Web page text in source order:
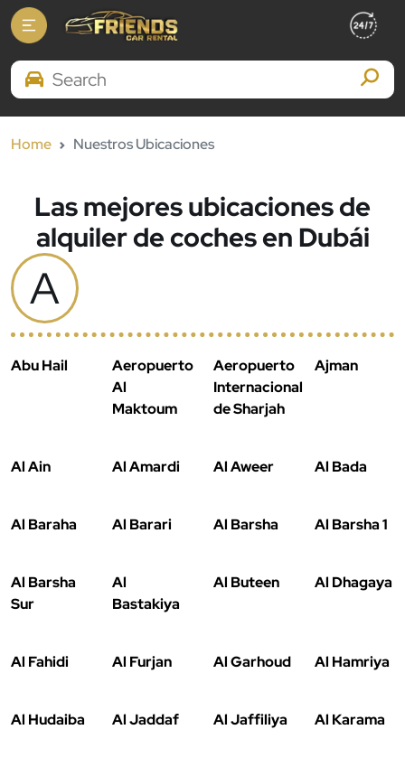
Search Brands
Home Nuestros Ubicaciones
Las mejores ubicaciones de
alquiler de coches en Dubái
A
Abu Hail
Aeropuerto
Al
Maktoum
Aeropuerto
Internacional
de Sharjah
Ajman
Al Ain Al Amardi Al Aweer Al Bada
Al Baraha Al Barari Al Barsha Al Barsha 1
Al Barsha
Sur
Al
Bastakiya
Al Buteen Al Dhagaya
Al Fahidi Al Furjan Al Garhoud Al Hamriya
Al Hudaiba Al Jaddaf Al Jaffiliya Al Karama